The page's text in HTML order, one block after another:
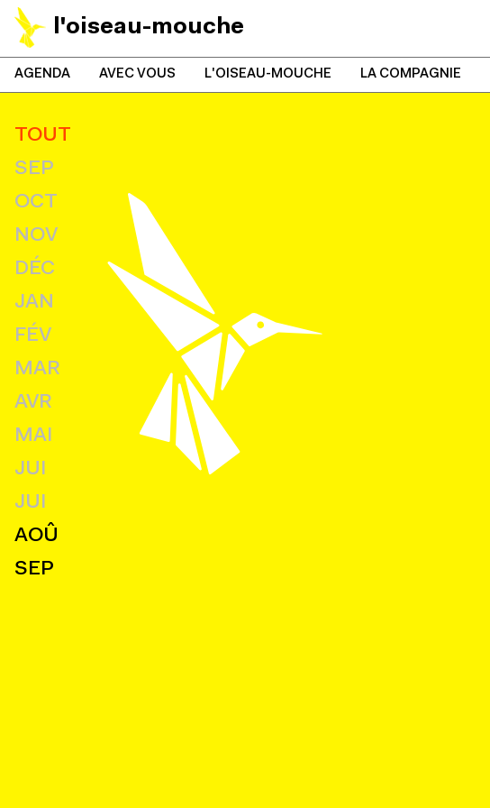
l'oiseau-mouche
AGENDA AVEC VOUS L'OISEAU-MOUCHE LA COMPAGNIE
TOUT
SEP
OCT
NOV
DÉC
JAN
FÉV
MAR
AVR
MAI
JUI
JUI
AOÛ
SEP